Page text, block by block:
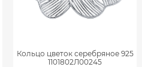
Кольцо цветок серебряное 925
1101802Л00245